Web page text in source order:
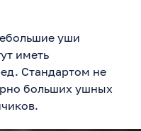
уши
иметь
Стандартом не
больших ушных